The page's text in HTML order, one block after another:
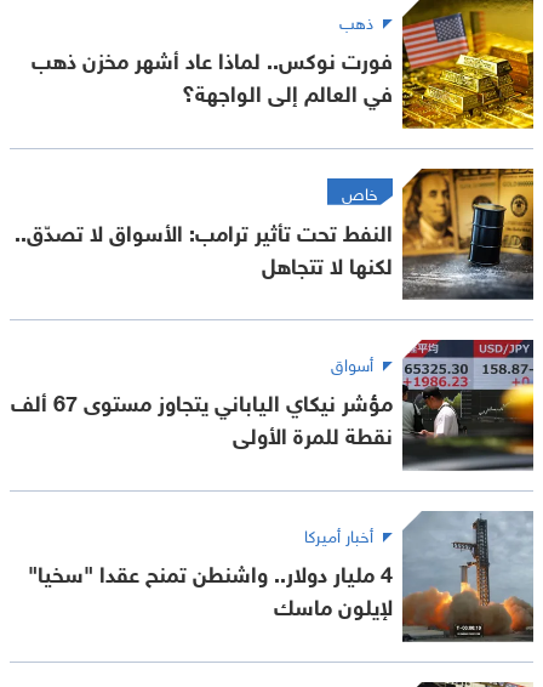
ذهب
فورت نوكس.. لماذا عاد أشهر مخزن ذهب
في العالم إلى الواجهة؟
خاص
النفط تحت تأثير ترامب: الأسواق لا تصدّق..
لكنها لا تتجاهل
أسواق
مؤشر نيكاي الياباني يتجاوز مستوى 67 ألف
نقطة للمرة الأولى
أخبار أميركا
4 مليار دولار.. واشنطن تمنح عقدا "سخيا"
لإيلون ماسك